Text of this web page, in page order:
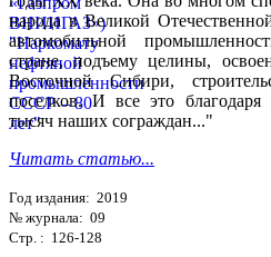
народа в Великой
автомобильной
стране, подъему целины,
Восточной Сибири,
поселков. И все это благодаря
тысяч наших сограждан..."
Читать статью...
Год издания: 2019
№ журнала: 09
Стр. : 126-128